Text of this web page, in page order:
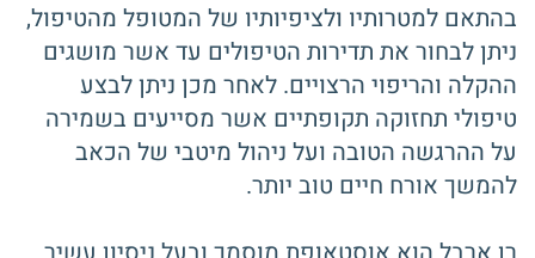
בהתאם למטרותיו ולציפיותיו של המטופל מהטיפול,
ניתן לבחור את תדירות הטיפולים עד אשר מושגים
ההקלה והריפוי הרצויים. לאחר מכן ניתן לבצע
טיפולי תחזוקה תקופתיים אשר מסייעים בשמירה
על ההרגשה הטובה ועל ניהול מיטבי של הכאב
להמשך אורח חיים טוב יותר.